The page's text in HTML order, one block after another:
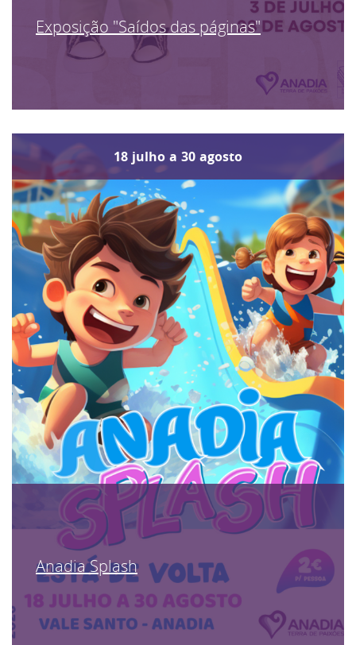
Exposição "Saídos das páginas"
18 julho a 30 agosto
Anadia Splash